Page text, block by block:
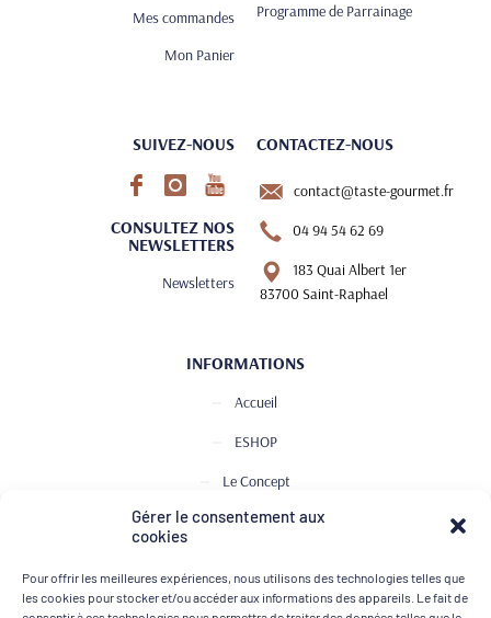
Gérer le consentement aux
cookies
Pour offrir les meilleures expériences, nous utilisons des technologies telles que
les cookies pour stocker et/ou accéder aux informations des appareils. Le fait de
Mes commandes
Mon Panier
Programme de Parrainage
SUIVEZ-NOUS
CONSULTEZ NOS
NEWSLETTERS
Newsletters
CONTACTEZ-NOUS
contact@taste-gourmet.fr
04 94 54 62 69
183 Quai Albert 1er
83700 Saint-Raphael
INFORMATIONS
Accueil
ESHOP
Le Concept
Club de Dégustation
Contact